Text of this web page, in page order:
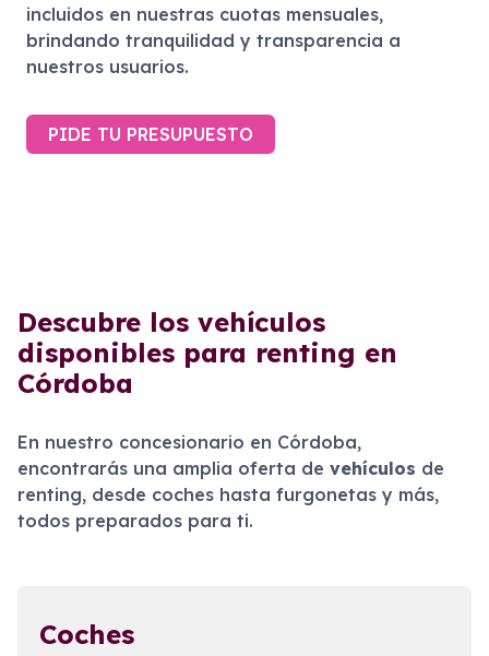
incluidos en nuestras cuotas mensuales,
brindando tranquilidad y transparencia a
nuestros usuarios.
PIDE TU PRESUPUESTO
Descubre los vehículos
disponibles para renting en
Córdoba
En nuestro concesionario en Córdoba,
encontrarás una amplia oferta de vehículos de
renting, desde coches hasta furgonetas y más,
todos preparados para ti.
Coches